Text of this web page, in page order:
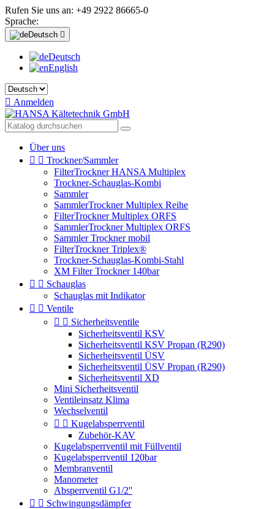
Rufen Sie uns an: +49 2922 86665-0
Sprache:
Deutsch 
Deutsch
English
 Anmelden
Über uns
  Trockner/Sammler
FilterTrockner HANSA Multiplex
Trockner-Schauglas-Kombi
Sammler
SammlerTrockner Multiplex Reihe
FilterTrockner Multiplex ORFS
SammlerTrockner Multiplex ORFS
Sammler Trockner mobil
FilterTrockner Triplex®
Trockner-Schauglas-Kombi-Stahl
XM Filter Trockner 140bar
  Schauglas
Schauglas mit Indikator
  Ventile
  Sicherheitsventile
Sicherheitsventil KSV
Sicherheitsventil KSV Propan (R290)
Sicherheitsventil ÜSV
Sicherheitsventil ÜSV Propan (R290)
Sicherheitsventil XD
Mini Sicherheitsventil
Ventileinsatz Klima
Wechselventil
  Kugelabsperrventil
Zubehör-KAV
Kugelabsperrventil mit Füllventil
Kugelabsperrventil 120bar
Membranventil
Manometer
Absperrventil G1/2''
  Schwingungsdämpfer